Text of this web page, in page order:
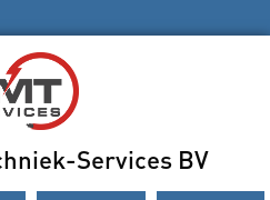
Services BV